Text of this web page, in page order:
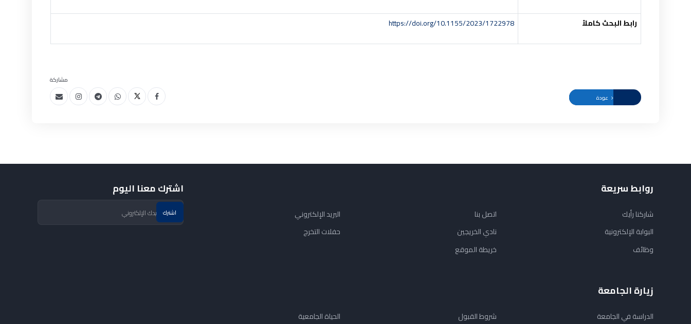
رابط البحث كاملاً https://doi.org/10.1155/2023/1722978
عودة
مشاركة
روابط سريعة
شاركنا رأيك
البوابة الإلكترونية
وظائف
اتصل بنا
نادي الخريجين
خريطة الموقع
البريد الإلكتروني
حفلات التخرج
زيارة الجامعة
الدراسة في الجامعة شروط القبول الحياة الجامعية
اشترك معنا اليوم